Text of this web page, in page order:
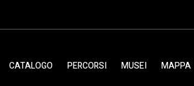
CATALOGO PERCORSI MUSEI MAPPA